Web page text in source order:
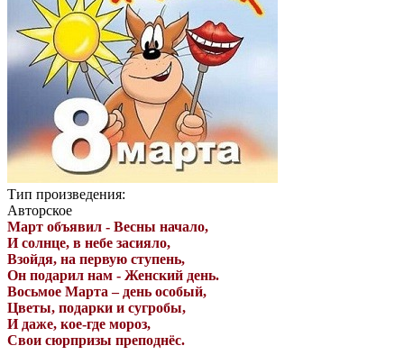
Тип произведения:
Авторское
Март объявил - Весны начало,
И солнце, в небе засияло,
Взойдя, на первую ступень,
Он подарил нам - Женский день.
Восьмое Марта – день особый,
Цветы, подарки и сугробы,
И даже, кое-где мороз,
Свои сюрпризы преподнёс.